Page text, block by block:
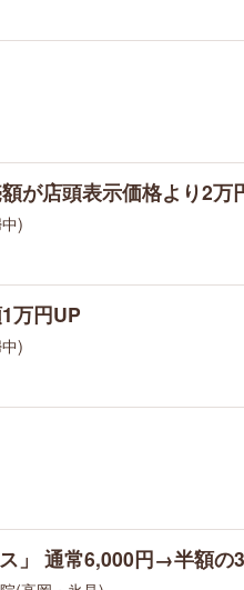
が店頭表示価格より2万
)
万円UP
)
」 通常6,000円→半額の